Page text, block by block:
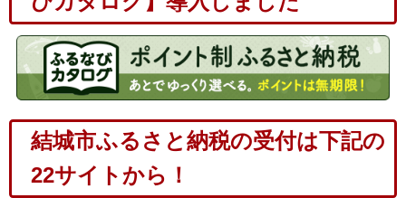
結城市ふるさと納税の受付は下記の
22サイト から！